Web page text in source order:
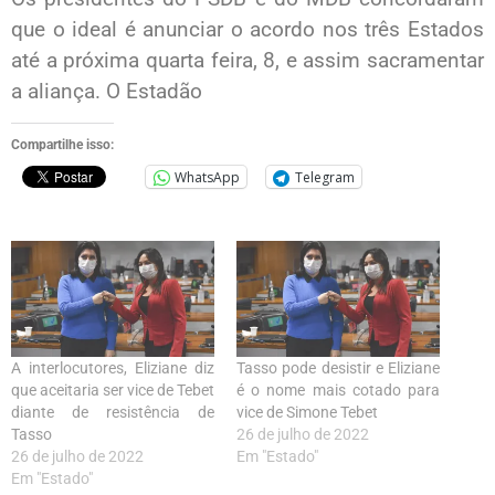
que o ideal é anunciar o acordo nos três Estados
até a próxima quarta feira, 8, e assim sacramentar
a aliança. O Estadão
Compartilhe isso:
WhatsApp Telegram
A interlocutores, Eliziane diz
que aceitaria ser vice de Tebet
diante de resistência de
Tasso
26 de julho de 2022
Em "Estado"
Tasso pode desistir e Eliziane
é o nome mais cotado para
vice de Simone Tebet
26 de julho de 2022
Em "Estado"